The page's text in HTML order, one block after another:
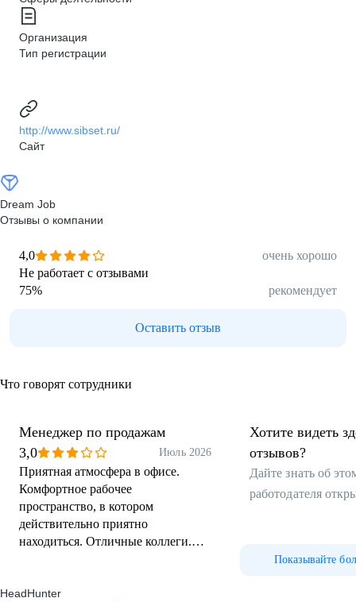
Организация
Тип регистрации
http://www.sibset.ru/
Сайт
Dream Job
Отзывы о компании
4,0
очень хорошо
Не работает с отзывами
75% рекомендует
Оставить отзыв
Что говорят сотрудники
Менеджер по продажам
3,0
Июль 2026
Приятная атмосфера в офисе.
Комфортное рабочее
пространство, в котором
действительно приятно
находиться. Отличные коллеги.
взаимной поддержки, которая
Хотите видеть
отзывов?
Дайте знать об
работодателя
Показывайте
HeadHunter